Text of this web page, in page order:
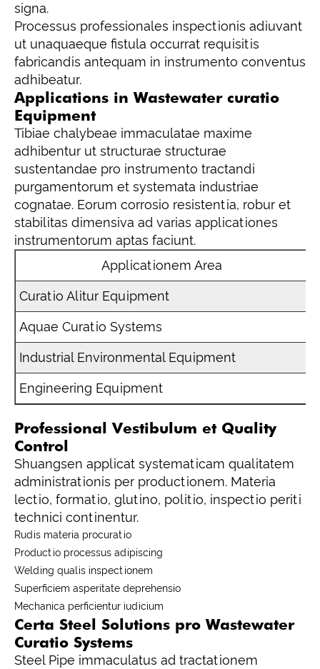
signa.
Processus professionales inspectionis adiuvant
ut unaquaeque fistula occurrat requisitis
fabricandis antequam in instrumento conventus
adhibeatur.
Applications in Wastewater curatio
Equipment
Tibiae chalybeae immaculatae maxime
adhibentur ut structurae structurae
sustentandae pro instrumento tractandi
purgamentorum et systemata industriae
cognatae. Eorum corrosio resistentia, robur et
stabilitas dimensiva ad varias applicationes
instrumentorum aptas faciunt.
Applicationem Area
Curatio Alitur Equipment
Aquae Curatio Systems
Industrial Environmental Equipment
Engineering Equipment
Professional Vestibulum et Quality
Control
Shuangsen applicat systematicam qualitatem
administrationis per productionem. Materia
lectio, formatio, glutino, politio, inspectio periti
technici continentur.
Rudis materia procuratio
Productio processus adipiscing
Welding qualis inspectionem
Superficiem asperitate deprehensio
Mechanica perficientur iudicium
Certa Steel Solutions pro Wastewater
Curatio Systems
Steel Pipe immaculatus ad tractationem